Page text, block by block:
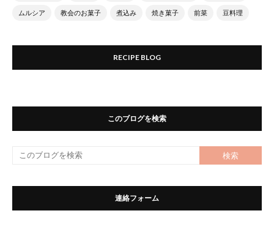
ムルシア 教会のお菓子 煮込み 焼き菓子 前菜 豆料理
RECIPE BLOG
このブログを検索
連絡フォーム